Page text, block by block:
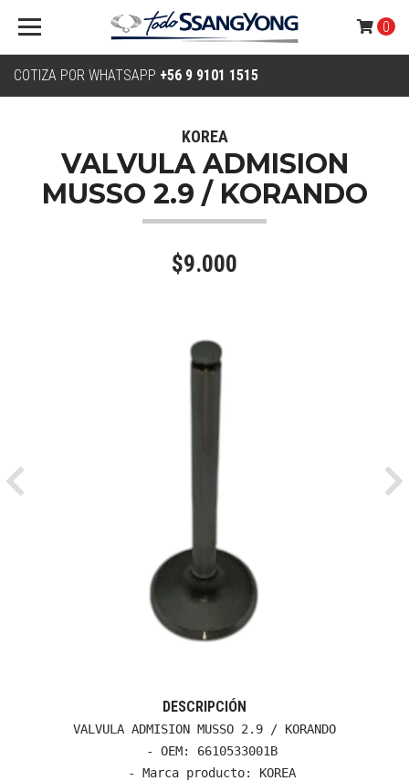
COTIZA POR WHATSAPP +56 9 9101 1515
0
KOREA
VALVULA ADMISION
MUSSO 2.9 / KORANDO
$9.000
Previous
DESCRIPCIÓN
VALVULA ADMISION MUSSO 2.9 / KORANDO
  - OEM: 6610533001B
  - Marca producto: KOREA